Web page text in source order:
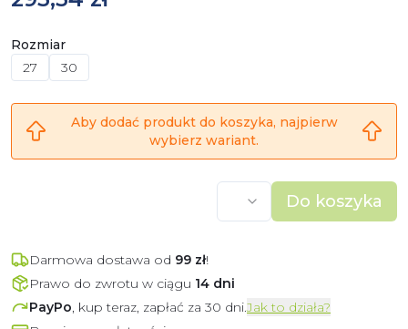
Rozmiar
27
30
Aby dodać produkt do koszyka, najpierw
wybierz wariant.
Do koszyka
Darmowa dostawa od 99 zł!
Prawo do zwrotu w ciągu 14 dni
PayPo, kup teraz, zapłać za 30 dni.Jak to działa?